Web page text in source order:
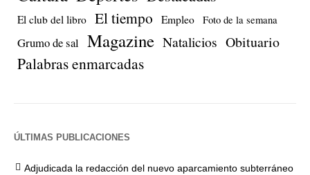
El club del libro El tiempo Empleo Foto de la semana
Grumo de sal Magazine Natalicios Obituario
Palabras enmarcadas
ÚLTIMAS PUBLICACIONES
Adjudicada la redacción del nuevo aparcamiento subterráneo